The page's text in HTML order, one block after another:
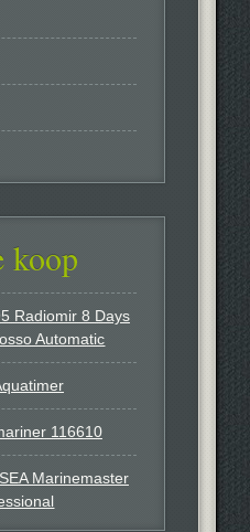
koop
Radiomir 8 Days
Automatic
116610
Marinemaster